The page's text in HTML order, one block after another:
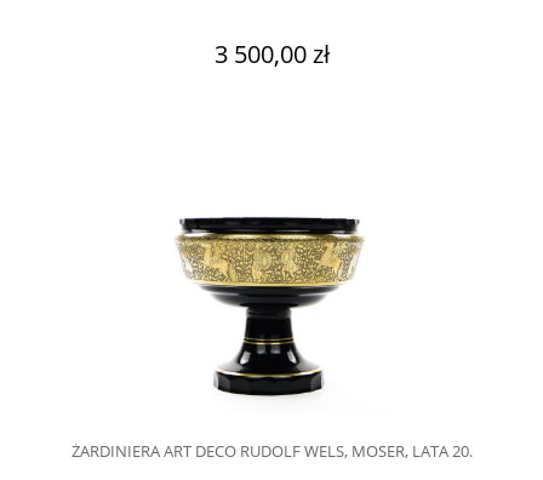
3 500,00 zł
ŻARDINIERA ART DECO RUDOLF WELS, MOSER, LATA 20.